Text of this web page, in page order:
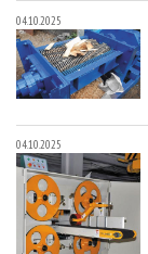
04.10.2025
04.10.2025